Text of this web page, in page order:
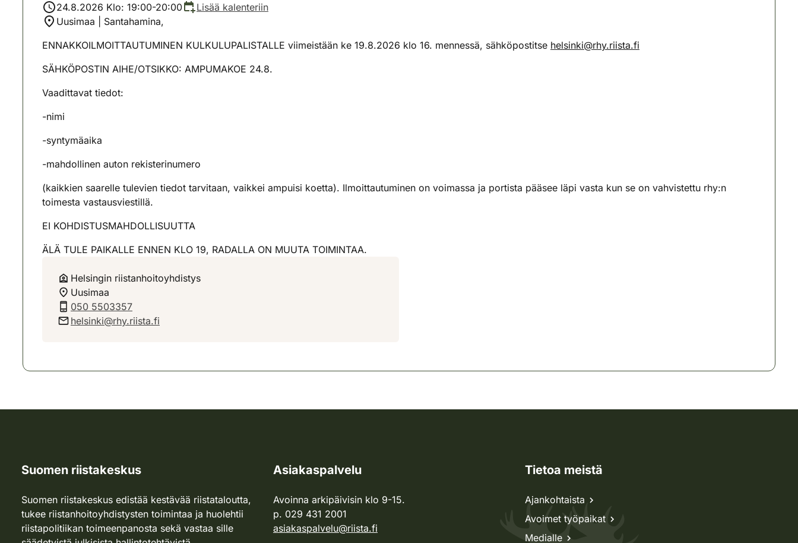
24.8.2026 Klo: 19:00-20:00
Lisää kalenteriin
Uusimaa | Santahamina,
ENNAKKOILMOITTAUTUMINEN KULKULUPALISTALLE viimeistään ke 19.8.2026 klo 16. mennessä, sähköpostitse helsinki@rhy.riista.fi
SÄHKÖPOSTIN AIHE/OTSIKKO: AMPUMAKOE 24.8.
Vaadittavat tiedot:
-nimi
-syntymäaika
-mahdollinen auton rekisterinumero
(kaikkien saarelle tulevien tiedot tarvitaan, vaikkei ampuisi koetta). Ilmoittautuminen on voimassa ja portista pääsee läpi vasta kun se on vahvistettu rhy:n
toimesta vastausviestillä.
EI KOHDISTUSMAHDOLLISUUTTA
ÄLÄ TULE PAIKALLE ENNEN KLO 19, RADALLA ON MUUTA TOIMINTAA.
Helsingin riistanhoitoyhdistys
Uusimaa
050 5503357
helsinki@rhy.riista.fi
Suomen riistakeskus
Suomen riistakeskus edistää kestävää riistataloutta,
tukee riistanhoitoyhdistysten toimintaa ja huolehtii
riistapolitiikan toimeenpanosta sekä vastaa sille
Asiakaspalvelu
Avoinna arkipäivisin klo 9-15.
p. 029 431 2001
asiakaspalvelu@riista.fi
Tietoa meistä
Ajankohtaista
Avoimet työpaikat
Medialle